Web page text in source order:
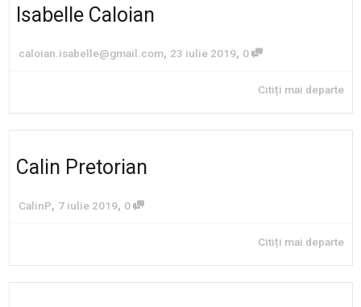
Isabelle Caloian
caloian.isabelle@gmail.com, 23 iulie 2019, 0
Citiți mai departe
Calin Pretorian
CalinP, 7 iulie 2019, 0
Citiți mai departe